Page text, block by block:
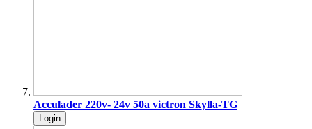
Acculader 220v- 24v 50a victron Skylla-TG
Login